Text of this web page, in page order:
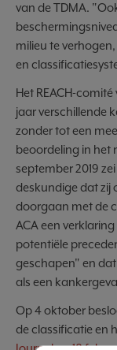
van de TDMA.
milieu te
en
Het REACH-
jaar verschillende
zonder tot een
beoordeling in het
september 2019
deskundige dat zij
doorgaan met de
ACA een
potentiële
geschapen" en
als een
Op 4 oktober
de classificatie en